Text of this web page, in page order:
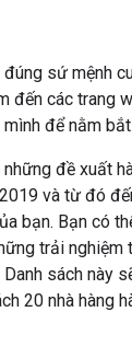
sứ mệnh
đến các trang
để nằm
đề xuất
và từ đó
bạn. Bạn có
trải
sách này
20 nhà hàng